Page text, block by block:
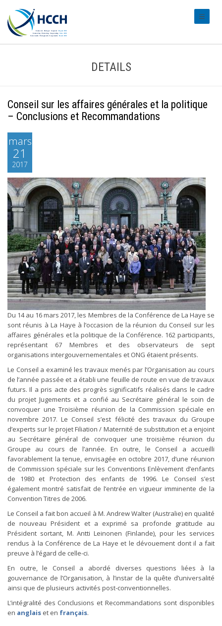
DETAILS
Conseil sur les affaires générales et la politique
– Conclusions et Recommandations
mars
21
2017
Du 14 au 16 mars 2017, les Membres de la Conférence de La Haye se
sont réunis à La Haye à l’occasion de la réunion du Conseil sur les
affaires générales et la politique de la Conférence. 162 participants,
représentant 67 Membres et des observateurs de sept
organisations intergouvernementales et ONG étaient présents.
Le Conseil a examiné les travaux menés par l’Organisation au cours
de l’année passée et a établi une feuille de route en vue de travaux
futurs. Il a pris acte des progrès significatifs réalisés dans le cadre
du projet Jugements et a confié au Secrétaire général le soin de
convoquer une Troisième réunion de la Commission spéciale en
novembre 2017. Le Conseil s’est félicité des travaux du Groupe
d’experts sur le projet Filiation / Maternité de substitution et a enjoint
au Secrétaire général de convoquer une troisième réunion du
Groupe au cours de l’année. En outre, le Conseil a accueilli
favorablement la tenue, envisagée en octobre 2017, d’une réunion
de Commission spéciale sur les Conventions Enlèvement d’enfants
de 1980 et Protection des enfants de 1996. Le Conseil s’est
également montré satisfait de l’entrée en vigueur imminente de la
Convention Titres de 2006.
Le Conseil a fait bon accueil à M. Andrew Walter (Australie) en qualité
de nouveau Président et a exprimé sa profonde gratitude au
Président sortant, M. Antti Leinonen (Finlande), pour les services
rendus à la Conférence de La Haye et le dévouement dont il a fait
preuve à l’égard de celle-ci.
En outre, le Conseil a abordé diverses questions liées à la
gouvernance de l’Organisation, à l’instar de la quête d’universalité
ainsi que de plusieurs activités post-conventionnelles.
L’intégralité des Conclusions et Recommandations sont disponibles
en anglais et en français.